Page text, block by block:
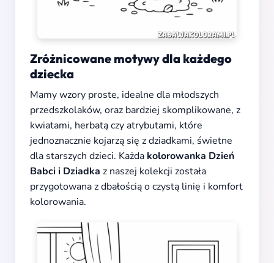
Zróżnicowane motywy dla każdego
dziecka
Mamy wzory proste, idealne dla młodszych
przedszkolaków, oraz bardziej skomplikowane, z
kwiatami, herbatą czy atrybutami, które
jednoznacznie kojarzą się z dziadkami, świetne
dla starszych dzieci. Każda kolorowanka Dzień
Babci i Dziadka z naszej kolekcji została
przygotowana z dbałością o czystą linię i komfort
kolorowania.